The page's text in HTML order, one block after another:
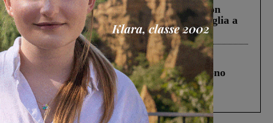
Scomparso da una struttura di Castiglion
Fiorentino l’uomo che aveva ucciso la figlia a
Levane nel 2020
Cronaca 4 Agosto 2026
Un anno fa la strage in A1 in cui morirono
Gianni, Giulia e Franco. Lo schianto, il
processo, lo stop ai sorpassi fra tir....